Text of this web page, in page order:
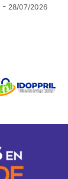
- 28/07/2026